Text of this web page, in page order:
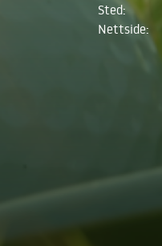
Sted:
Nettside: